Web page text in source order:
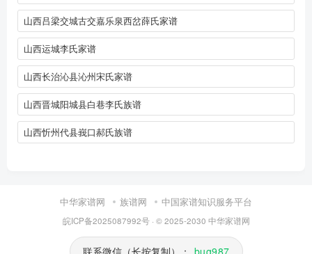
山西吕梁交城古交嘉乐泉西岔薛氏家谱
山西运城李氏家谱
山西长治沁县沁州宋氏家谱
山西晋城阳城县白巷李氏族谱
山西忻州代县峩口郝氏族谱
中华家谱网 族谱网 中国家谱知识服务平台
皖ICP备2025087992号· © 2025-2030 中华家谱网
联系微信（长按复制）： bug987